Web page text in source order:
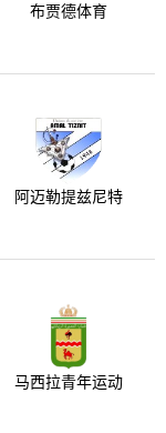
布贾德体育
阿迈勒提兹尼特
马西拉青年运动